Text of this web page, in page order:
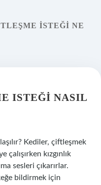
ISTEĞI NE
ISTEĞI NASIL
Kediler, çiftleşmek
kızgınlık
sesleri çıkarırlar.
bildirmek için